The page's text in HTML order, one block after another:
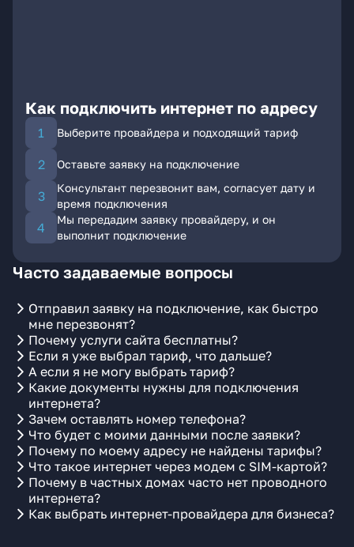
Как подключить интернет по адресу
Выберите провайдера и подходящий тариф
Оставьте заявку на подключение
Консультант перезвонит вам, согласует дату и
время подключения
Мы передадим заявку провайдеру, и он
выполнит подключение
Часто задаваемые вопросы
Отправил заявку на подключение, как быстро
мне перезвонят?
Почему услуги сайта бесплатны?
Если я уже выбрал тариф, что дальше?
А если я не могу выбрать тариф?
Какие документы нужны для подключения
интернета?
Зачем оставлять номер телефона?
Что будет с моими данными после заявки?
Почему по моему адресу не найдены тарифы?
Что такое интернет через модем с SIM-картой?
Почему в частных домах часто нет проводного
интернета?
Как выбрать интернет-провайдера для бизнеса?